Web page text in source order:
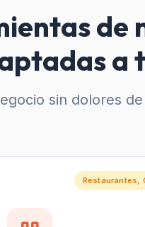
de
a
sin dolores
Restaurantes,